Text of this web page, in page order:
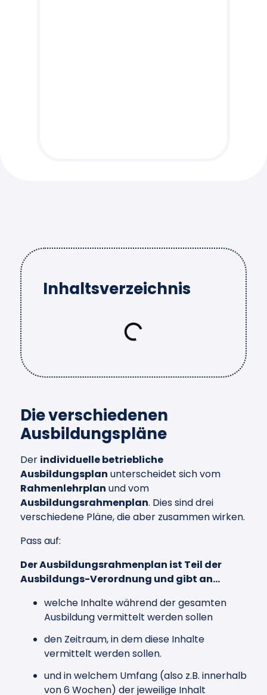
Inhaltsverzeichnis
Die verschiedenen
Ausbildungspläne
Der individuelle betriebliche
Ausbildungsplan unterscheidet sich vom
Rahmenlehrplan und vom
Ausbildungsrahmenplan. Dies sind drei
verschiedene Pläne, die aber zusammen wirken.
Pass auf:
Der Ausbildungsrahmenplan ist Teil der
Ausbildungs-Verordnung und gibt an…
welche Inhalte während der gesamten
Ausbildung vermittelt werden sollen
den Zeitraum, in dem diese Inhalte
vermittelt werden sollen.
und in welchem Umfang (also z.B. innerhalb
von 6 Wochen) der jeweilige Inhalt